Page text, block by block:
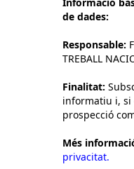
de dades:
Responsable:
TREBALL
Finalitat:
informatiu i, si
prospecció
Més
privacitat.